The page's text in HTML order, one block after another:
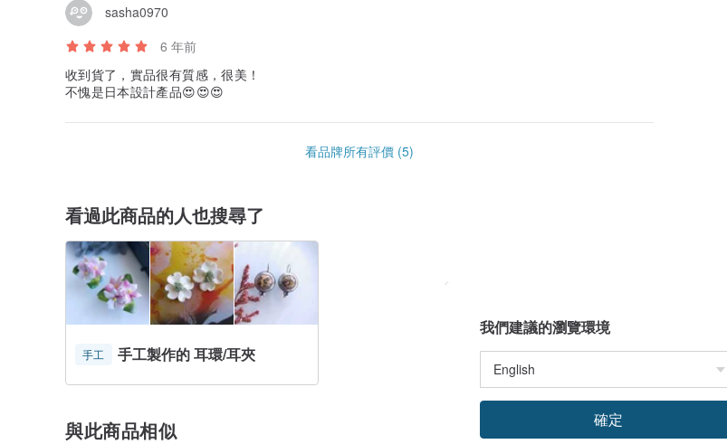
sasha0970
6 年前
收到貨了，實品很有質感，很美！
不愧是日本設計產品😍😍😍
看品牌所有評價 (5)
看過此商品的人也搜尋了
手工 手工製作的 耳環/耳夾
與此商品相似
我們建議的瀏覽環境
確定